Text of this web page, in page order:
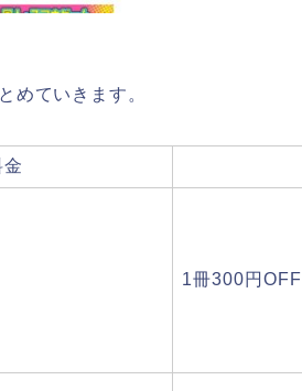
めていきます。
金
1冊300円OFF